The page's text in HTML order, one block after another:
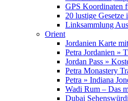
GPS Koordinaten
20 lustige
Linksammlung
Orient
Jordanien Karte
Petra Jordanien »
Jordan Pass »
Petra Monastery
Petra » Indiana
Wadi Rum – Das
Dubai